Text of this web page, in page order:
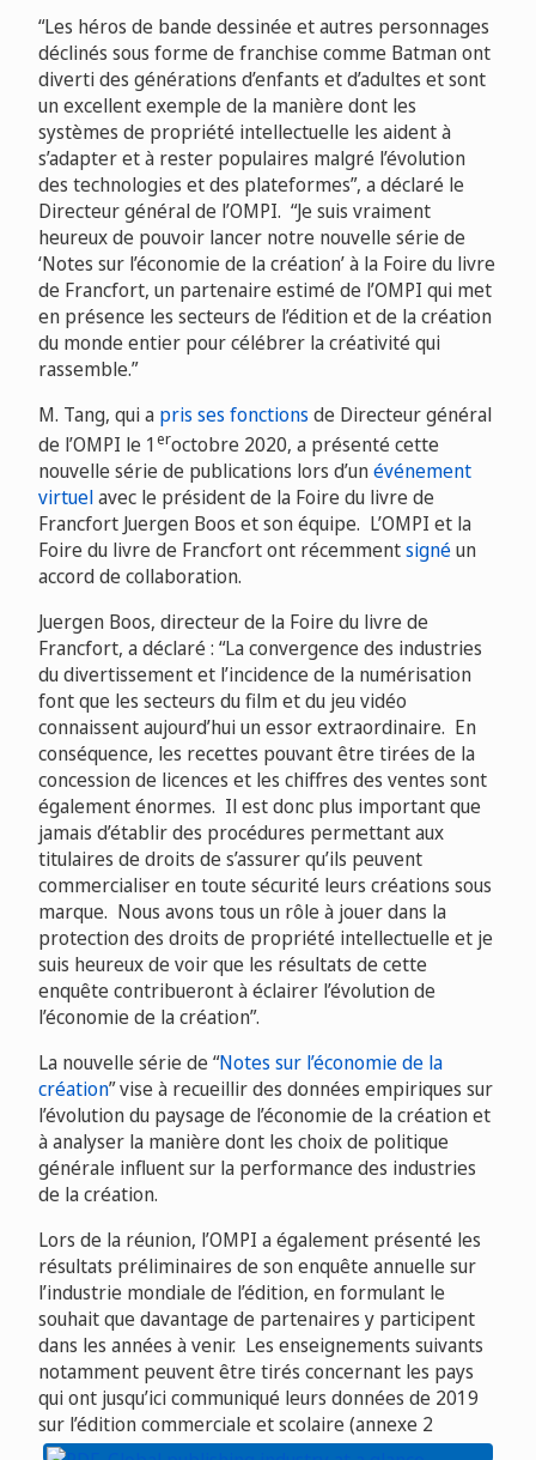
“Les héros de bande dessinée et autres personnages
déclinés sous forme de franchise comme Batman ont
diverti des générations d’enfants et d’adultes et sont
un excellent exemple de la manière dont les
systèmes de propriété intellectuelle les aident à
s’adapter et à rester populaires malgré l’évolution
des technologies et des plateformes”, a déclaré le
Directeur général de l’OMPI. “Je suis vraiment
heureux de pouvoir lancer notre nouvelle série de
‘Notes sur l’économie de la création’ à la Foire du livre
de Francfort, un partenaire estimé de l’OMPI qui met
en présence les secteurs de l’édition et de la création
du monde entier pour célébrer la créativité qui
rassemble.”
M. Tang, qui a pris ses fonctions de Directeur général
de l’OMPI le 1eroctobre 2020, a présenté cette
nouvelle série de publications lors d’unévénement
virtuelavec le président de la Foire du livre de
Francfort Juergen Boos et son équipe. L’OMPI et la
Foire du livre de Francfort ont récemmentsignéun
accord de collaboration.
Juergen Boos, directeur de la Foire du livre de
Francfort, a déclaré : “La convergence des industries
du divertissement et l’incidence de la numérisation
font que les secteurs du film et du jeu vidéo
connaissent aujourd’hui un essor extraordinaire. En
conséquence, les recettes pouvant être tirées de la
concession de licences et les chiffres des ventes sont
également énormes. Il est donc plus important que
jamais d’établir des procédures permettant aux
titulaires de droits de s’assurer qu’ils peuvent
commercialiser en toute sécurité leurs créations sous
marque. Nous avons tous un rôle à jouer dans la
protection des droits de propriété intellectuelle et je
suis heureux de voir que les résultats de cette
enquête contribueront à éclairer l’évolution de
l’économie de la création”.
La nouvelle série de “Notes sur l’économie de la
création” vise à recueillir des données empiriques sur
l’évolution du paysage de l’économie de la création et
à analyser la manière dont les choix de politique
générale influent sur la performance des industries
de la création.
Lors de la réunion, l’OMPI a également présenté les
résultats préliminaires de son enquête annuelle sur
l’industrie mondiale de l’édition, en formulant le
souhait que davantage de partenaires y participent
dans les années à venir. Les enseignements suivants
notamment peuvent être tirés concernant les pays
qui ont jusqu’ici communiqué leurs données de 2019
sur l’édition commerciale et scolaire (annexe 2